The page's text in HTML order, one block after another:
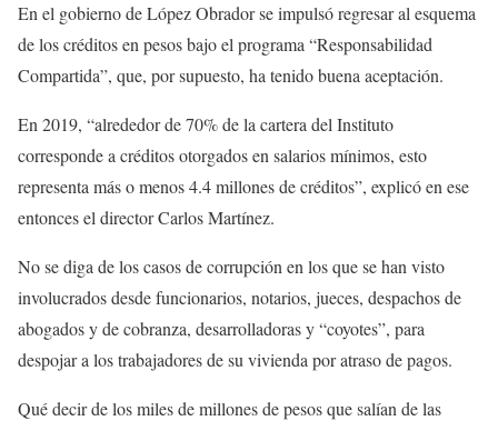
En el gobierno de López Obrador se impulsó regresar al esquema
de los créditos en pesos bajo el programa “Responsabilidad
Compartida”, que, por supuesto, ha tenido buena aceptación.
En 2019, “alrededor de 70% de la cartera del Instituto
corresponde a créditos otorgados en salarios mínimos, esto
representa más o menos 4.4 millones de créditos”, explicó en ese
entonces el director Carlos Martínez.
No se diga de los casos de corrupción en los que se han visto
involucrados desde funcionarios, notarios, jueces, despachos de
abogados y de cobranza, desarrolladoras y “coyotes”, para
despojar a los trabajadores de su vivienda por atraso de pagos.
Qué decir de los miles de millones de pesos que salían de las